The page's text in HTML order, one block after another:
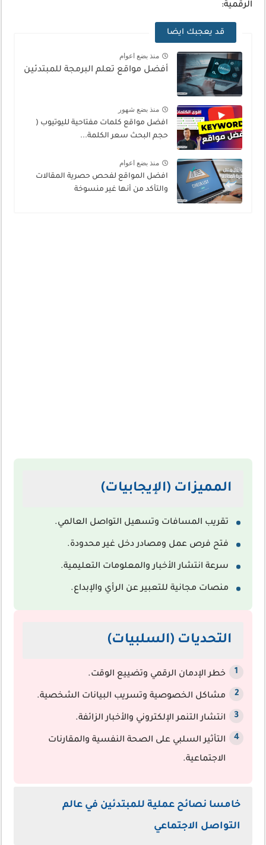
الرقمية:
قد يعجبك ايضا
منذ بضع اعوام
أفضل مواقع تعلم البرمجة للمبتدئين
منذ بضع شهور
افضل مواقع كلمات مفتاحية لليوتيوب (
حجم البحث سعر الكلمة...
منذ بضع اعوام
افضل المواقع لفحص حصرية المقالات
والتأكد من أنها غير منسوخة
المميزات (الإيجابيات)
تقريب المسافات وتسهيل التواصل العالمي.
فتح فرص عمل ومصادر دخل غير محدودة.
سرعة انتشار الأخبار والمعلومات التعليمية.
منصات مجانية للتعبير عن الرأي والإبداع.
التحديات (السلبيات)
خطر الإدمان الرقمي وتضييع الوقت.
مشاكل الخصوصية وتسريب البيانات الشخصية.
انتشار التنمر الإلكتروني والأخبار الزائفة.
التأثير السلبي على الصحة النفسية والمقارنات
الاجتماعية.
خامسا نصائح عملية للمبتدئين في عالم
التواصل الاجتماعي